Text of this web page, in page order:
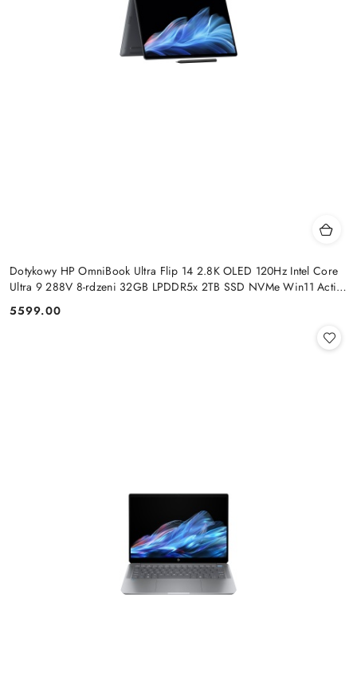
Dotykowy HP OmniBook Ultra Flip 14 2.8K OLED 120Hz Intel Core
Ultra 9 288V 8-rdzeni 32GB LPDDR5x 2TB SSD NVMe Win11 Active
Cena:
5599.00